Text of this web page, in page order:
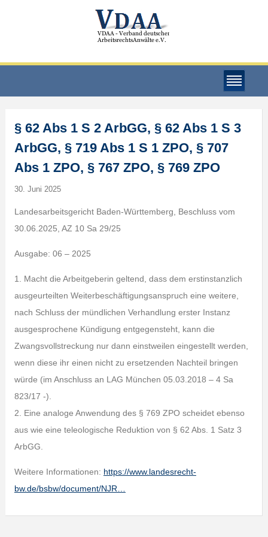
§ 62 Abs 1 S 2 ArbGG, § 62 Abs 1 S 3
ArbGG, § 719 Abs 1 S 1 ZPO, § 707
Abs 1 ZPO, § 767 ZPO, § 769 ZPO
30. Juni 2025
Landesarbeitsgericht Baden-Württemberg, Beschluss vom
30.06.2025, AZ 10 Sa 29/25
Ausgabe: 06 – 2025
1. Macht die Arbeitgeberin geltend, dass dem erstinstanzlich
ausgeurteilten Weiterbeschäftigungsanspruch eine weitere,
nach Schluss der mündlichen Verhandlung erster Instanz
ausgesprochene Kündigung entgegensteht, kann die
Zwangsvollstreckung nur dann einstweilen eingestellt werden,
wenn diese ihr einen nicht zu ersetzenden Nachteil bringen
würde (im Anschluss an LAG München 05.03.2018 – 4 Sa
823/17 -).
2. Eine analoge Anwendung des § 769 ZPO scheidet ebenso
aus wie eine teleologische Reduktion von § 62 Abs. 1 Satz 3
ArbGG.
Weitere Informationen: https://www.landesrecht-
bw.de/bsbw/document/NJR…